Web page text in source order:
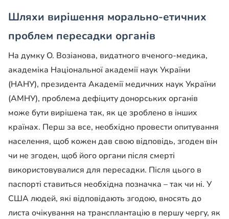
Шляхи вирішення морально-етичних
проблем пересадки органів
На думку О. Возіанова, видатного вченого-медика,
академіка Національної академії наук України
(НАНУ), президента Академії медичних наук України
(АМНУ), проблема дефіциту донорських органів
може бути вирішена так, як це зроблено в інших
країнах. Перш за все, необхідно провести опитування
населення, щоб кожен дав свою відповідь, згоден він
чи не згоден, щоб його органи після смерті
використовувалися для пересадки. Після цього в
паспорті ставиться необхідна позначка – так чи ні. У
США людей, які відповідають згодою, вносять до
листа очікування на трансплантацію в першу чергу, як